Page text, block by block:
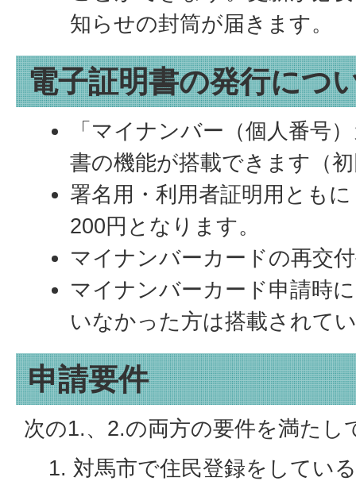
知らせの封筒が届きます。
電子証明書の発行につ
「マイナンバー（個人番号
書の機能が搭載できます（
署名用・利用者証明用とも
200円となります。
マイナンバーカードの再交
マイナンバーカード申請時
いなかった方は搭載されて
申請要件
次の1.、2.の両方の要件を満たし
対馬市で住民登録をしてい